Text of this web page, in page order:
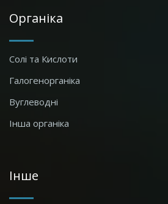
Органіка
Солі та Кислоти
Галогенорганіка
Вуглеводні
Інша органіка
Інше